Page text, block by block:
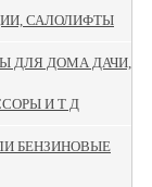
САЛОЛИФТЫ
ДЛЯ ДОМА ДАЧИ,
И Т Д
БЕНЗИНОВЫЕ